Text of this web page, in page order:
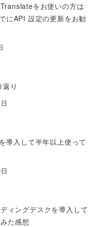
をお使いの方は
にAPI 設定の更新をお勧
り
導入して半年以上使って
ィングデスクを導入して
た感想